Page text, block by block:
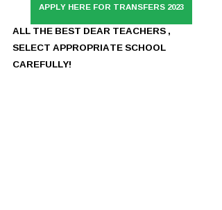
APPLY HERE FOR TRANSFERS 2023
ALL THE BEST DEAR TEACHERS ,
SELECT APPROPRIATE SCHOOL
CAREFULLY!